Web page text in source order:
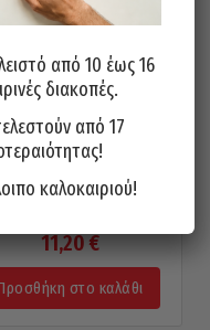
FORCE 330mm 13″
11,20€
στο καλάθι
από 10 έως 16
διακοπές.
από 17
καλοκαιριού!